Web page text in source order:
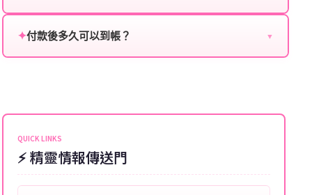
角色名稱：您遊戲中的角色名稱。
等級：角色的當前等級。
單，不使用外掛程式、非法點數或異常儲值管道。您獲
✦付款後多久可以到帳？ ▼
可直接聯絡客服查詢訂單進度。
QUICK LINKS
⚡ 精靈情報傳送門